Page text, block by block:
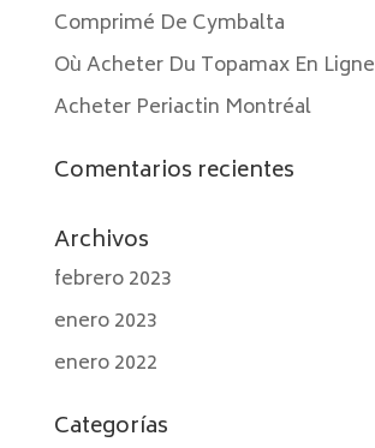
Comprimé De Cymbalta
Où Acheter Du Topamax En Ligne
Acheter Periactin Montréal
Comentarios recientes
Archivos
febrero 2023
enero 2023
enero 2022
Categorías